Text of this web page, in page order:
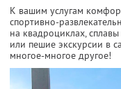
К вашим услугам
спортивно-
на квадроциклах,
или пешие экскурсии в
многое-многое другое!